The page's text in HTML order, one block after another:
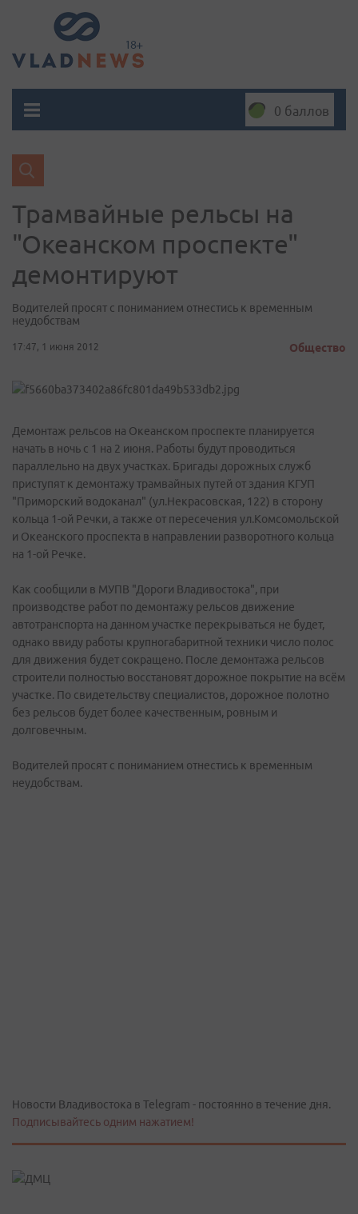
0 баллов
Трамвайные рельсы на
"Океанском проспекте"
демонтируют
Водителей просят с пониманием отнестись к временным
неудобствам
17:47, 1 июня 2012 Общество
Демонтаж рельсов на Океанском проспекте планируется
начать в ночь с 1 на 2 июня. Работы будут проводиться
параллельно на двух участках. Бригады дорожных служб
приступят к демонтажу трамвайных путей от здания КГУП
"Приморский водоканал" (ул.Некрасовская, 122) в сторону
кольца 1-ой Речки, а также от пересечения ул.Комсомольской
и Океанского проспекта в направлении разворотного кольца
на 1-ой Речке.
Как сообщили в МУПВ "Дороги Владивостока", при
производстве работ по демонтажу рельсов движение
автотранспорта на данном участке перекрываться не будет,
однако ввиду работы крупногабаритной техники число полос
для движения будет сокращено. После демонтажа рельсов
строители полностью восстановят дорожное покрытие на всём
участке. По свидетельству специалистов, дорожное полотно
без рельсов будет более качественным, ровным и
долговечным.
Водителей просят с пониманием отнестись к временным
неудобствам.
Новости Владивостока в Telegram - постоянно в течение дня.
Подписывайтесь одним нажатием!